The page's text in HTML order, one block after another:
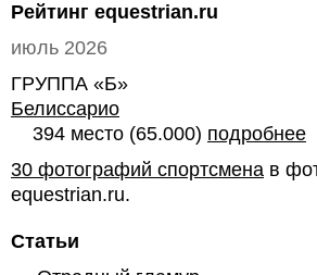
Рейтинг equestrian.ru
июль 2026
ГРУППА «Б»
Белиссарио
394 место (65.000) подробнее
30 фотографий спортсмена в
equestrian.ru.
Статьи